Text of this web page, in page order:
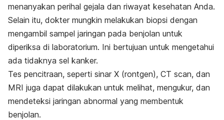
menanyakan perihal gejala dan riwayat kesehatan Anda.
Selain itu, dokter mungkin melakukan biopsi dengan
mengambil sampel jaringan pada benjolan untuk
diperiksa di laboratorium. Ini bertujuan untuk mengetahui
ada tidaknya sel kanker.
Tes pencitraan, seperti sinar X (rontgen), CT scan, dan
MRI juga dapat dilakukan untuk melihat, mengukur, dan
mendeteksi jaringan abnormal yang membentuk
benjolan.